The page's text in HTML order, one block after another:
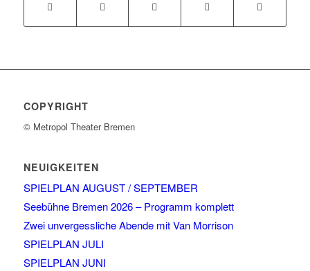
COPYRIGHT
© Metropol Theater Bremen
NEUIGKEITEN
SPIELPLAN AUGUST / SEPTEMBER
Seebühne Bremen 2026 – Programm komplett
Zwei unvergessliche Abende mit Van Morrison
SPIELPLAN JULI
SPIELPLAN JUNI